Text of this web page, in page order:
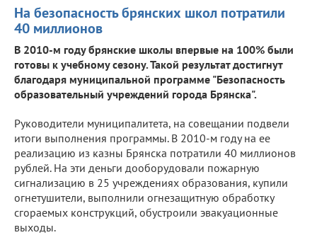
На безопасность брянских школ потратили
40 миллионов
В 2010-м году брянские школы впервые на 100% были
готовы к учебному сезону. Такой результат достигнут
благодаря муниципальной программе "Безопасность
образовательный учреждений города Брянска".
Руководители муниципалитета, на совещании подвели
итоги выполнения программы. В 2010-м году на ее
реализацию из казны Брянска потратили 40 миллионов
рублей. На эти деньги дооборудовали пожарную
сигнализацию в 25 учреждениях образования, купили
огнетушители, выполнили огнезащитную обработку
сгораемых конструкций, обустроили эвакуационные
выходы.